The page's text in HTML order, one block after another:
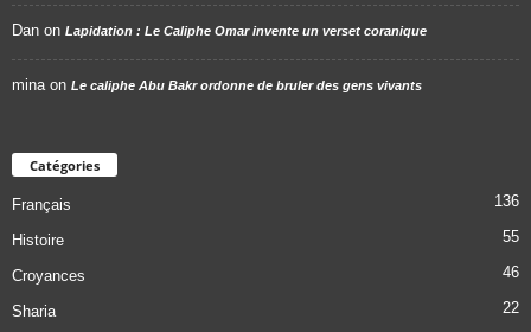
Dan on Lapidation : Le Caliphe Omar invente un verset coranique
mina on Le caliphe Abu Bakr ordonne de bruler des gens vivants
Catégories
Français 136
Histoire 55
Croyances 46
Sharia 22